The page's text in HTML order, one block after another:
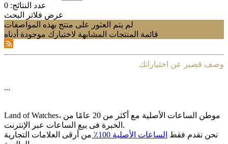
عدد النتائج: 0
عرض فلاتر البحث
لم يتم العثور على منتج بهذه المواصفات
قائمة المنتجات المشابهة لاختيارك موجودة أدناه
وصف قصير عن اختياراتك
...
Land of Watches، موطن الساعات الأصلیة مع أکثر من 20 عامًا من
الخبرة فی بیع الساعات عبر الإنترنت.
نحن نقدم فقط الساعات الأصلیة 100٪
من أرقى العلامات التجاریة